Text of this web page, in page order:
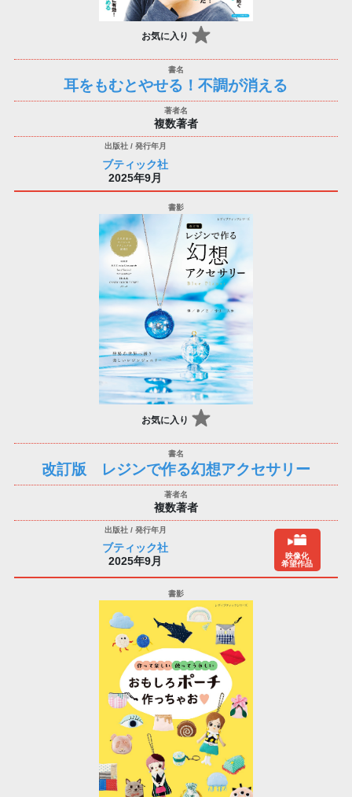
お気に入り
耳をもむとやせる！不調が消える
複数著者
ブティック社
2025年9月
お気に入り
改訂版 レジンで作る幻想アクセサリー
複数著者
ブティック社
2025年9月
映像化
希望作品